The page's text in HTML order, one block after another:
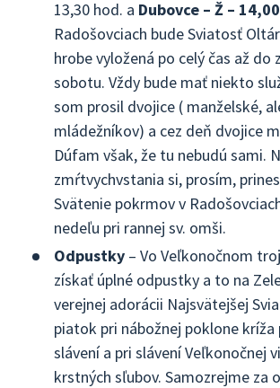
13,30 hod. a Dubovce – Ž –
Radošovciach bude Sviatosť
hrobe vyložená po celý čas až do
sobotu. Vždy bude mať niekto
som prosil dvojice ( manželské,
mládežníkov) a cez deň dvojice
Dúfam však, že tu nebudú sami.
zmŕtvychvstania si, prosím,
Svätenie pokrmov v
nedeľu pri rannej sv. omši.
Odpustky – Vo Veľkonočnom
získať úplné odpustky a to na
verejnej adorácii Najsvätejšej
piatok pri nábožnej poklone
slávení a pri slávení Veľkonočnej
krstných sľubov. Samozrejme za